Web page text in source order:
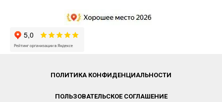
ПОЛИТИКА КОНФИДЕНЦИАЛЬНОСТИ
ПОЛЬЗОВАТЕЛЬСКОЕ СОГЛАШЕНИЕ